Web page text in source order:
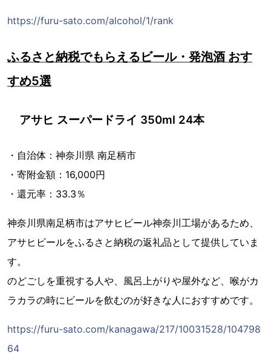
https://furu-sato.com/alcohol/1/rank
ふるさと納税でもらえるビール・発泡酒 おす
すめ5選
アサヒ スーパードライ 350ml 24本
・自治体：神奈川県 南足柄市
・寄附金額：16,000円
・還元率：33.3％
神奈川県南足柄市はアサヒビール神奈川工場があるため、
アサヒビールをふるさと納税の返礼品として提供していま
す。
のどごしを重視する人や、風呂上がりや屋外など、喉がカ
ラカラの時にビールを飲むのが好きな人におすすめです。
https://furu-sato.com/kanagawa/217/10031528/104798
64